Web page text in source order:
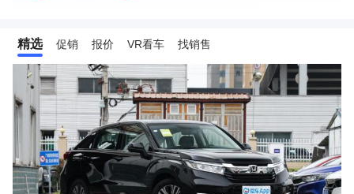
精选 促销 报价 VR看车 找销售